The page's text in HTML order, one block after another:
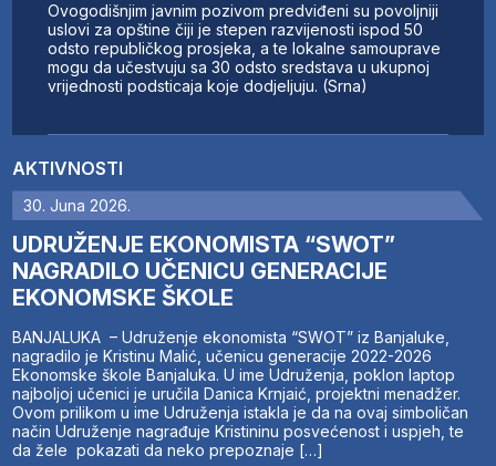
AKTIVNOSTI
30. Juna 2026.
UDRUŽENJE EKONOMISTA “SWOT”
NAGRADILO UČENICU GENERACIJE
EKONOMSKE ŠKOLE
BANJALUKA – Udruženje ekonomista “SWOT” iz Banjaluke,
nagradilo je Kristinu Malić, učenicu generacije 2022-2026
Ekonomske škole Banjaluka. U ime Udruženja, poklon laptop
najboljoj učenici je uručila Danica Krnjaić, projektni menadžer.
Ovom prilikom u ime Udruženja istakla je da na ovaj simboličan
način Udruženje nagrađuje Kristininu posvećenost i uspjeh, te
da žele pokazati da neko prepoznaje […]
Ovogodišnjim javnim pozivom predviđeni su povoljniji
uslovi za opštine čiji je stepen razvijenosti ispod 50
odsto republičkog prosjeka, a te lokalne samouprave
mogu da učestvuju sa 30 odsto sredstava u ukupnoj
vrijednosti podsticaja koje dodjeljuju. (Srna)